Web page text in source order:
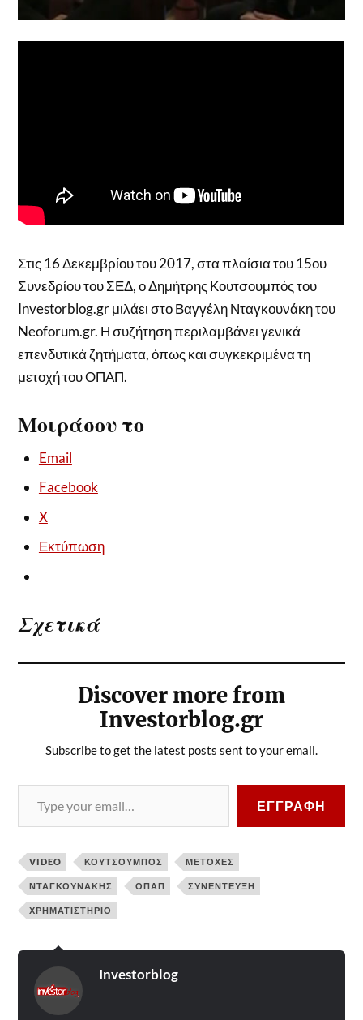
Στις 16 Δεκεμβρίου του 2017, στα πλαίσια του 15ου
Συνεδρίου του ΣΕΔ, ο Δημήτρης Κουτσουμπός του
Investorblog.gr μιλάει στο Βαγγέλη Νταγκουνάκη του
Neoforum.gr. Η συζήτηση περιλαμβάνει γενικά
επενδυτικά ζητήματα, όπως και συγκεκριμένα τη
μετοχή του ΟΠΑΠ.
Μοιράσου το
Email
Facebook
X
Εκτύπωση
Σχετικά
Discover more from
Investorblog.gr
Subscribe to get the latest posts sent to your email.
ΕΓΓΡΑΦΉ
VIDEO ΚΟΥΤΣΟΥΜΠΌΣ ΜΕΤΟΧΈΣ
ΝΤΑΓΚΟΥΝΆΚΗΣ ΟΠΑΠ ΣΥΝΈΝΤΕΥΞΗ
ΧΡΗΜΑΤΙΣΤΉΡΙΟ
Investorblog